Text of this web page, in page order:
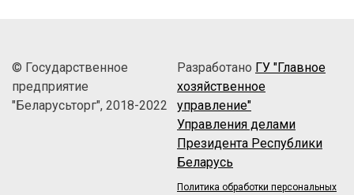
© Государственное
предприятие
"Беларусьторг", 2018-2022
Разработано ГУ "Главное
хозяйственное
управление"
Управления делами
Президента Республики
Беларусь
Политика обработки персональных